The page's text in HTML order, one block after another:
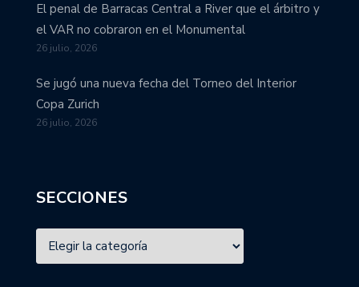
El penal de Barracas Central a River que el árbitro y
el VAR no cobraron en el Monumental
26 julio, 2026
Se jugó una nueva fecha del Torneo del Interior
Copa Zurich
26 julio, 2026
SECCIONES